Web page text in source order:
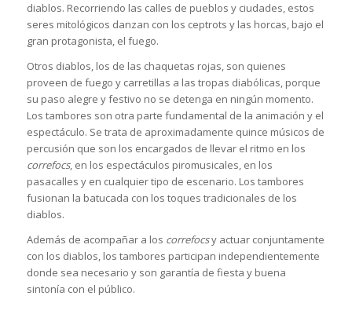
diablos. Recorriendo las calles de pueblos y ciudades, estos
seres mitológicos danzan con los ceptrots y las horcas, bajo el
gran protagonista, el fuego.
Otros diablos, los de las chaquetas rojas, son quienes
proveen de fuego y carretillas a las tropas diabólicas, porque
su paso alegre y festivo no se detenga en ningún momento.
Los tambores son otra parte fundamental de la animación y el
espectáculo. Se trata de aproximadamente quince músicos de
percusión que son los encargados de llevar el ritmo en los
correfocs, en los espectáculos piromusicales, en los
pasacalles y en cualquier tipo de escenario. Los tambores
fusionan la batucada con los toques tradicionales de los
diablos.
Además de acompañar a los correfocsy actuar conjuntamente
con los diablos, los tambores participan independientemente
donde sea necesario y son garantía de fiesta y buena
sintonía con el público.